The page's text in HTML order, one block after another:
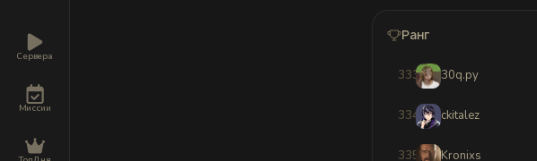
Сервера
Миссии
Ранг
333 30q.py
334 ckitalez
335 Kronixs